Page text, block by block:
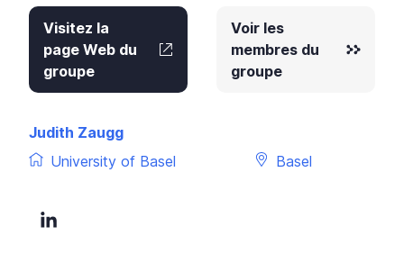
Visitez la
page Web du
groupe
Voir les
membres du
groupe
Judith Zaugg
University of Basel
Basel